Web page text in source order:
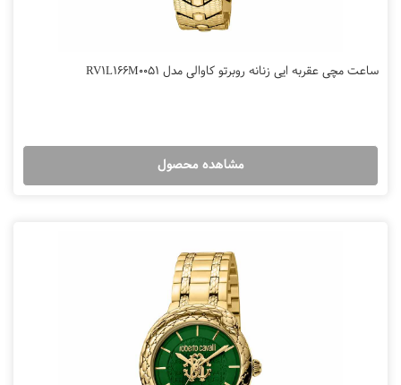
ساعت مچی عقربه ایی زنانه روبرتو کاوالی مدل RV1L166M0051
مشاهده محصول